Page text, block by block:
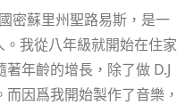
密蘇里州聖路易斯，是一
我從八年級就開始在住家
年齡的增長，除了做 D.J
因爲我開始製作了音樂，